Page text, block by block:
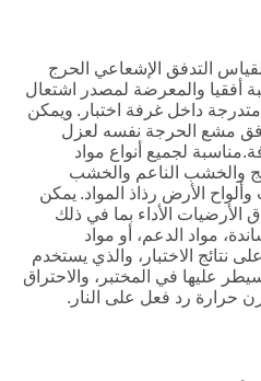
التدفق الإشعاعي الحرج
أفقيا والمعرضة لمصدر اشتعال
داخل غرفة اختبار. ويمكن
مشع الحرجة نفسه لعزل
لجميع أنواع مواد
والخشب الناعم والخشب
الأرض رذاذ المواد. يمكن
الأرضيات الأداء بما في ذلك
مواد الدعم، أو مواد
نتائج الاختبار، والذي يستخدم
عليها في المختبر، والاحتراق
حرارة رد فعل على النار.